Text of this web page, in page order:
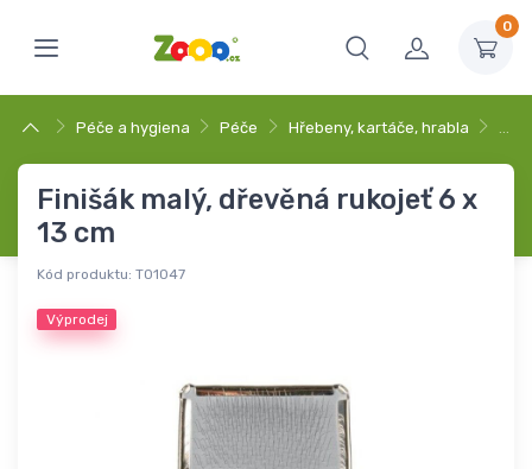
0
Péče a hygiena Péče Hřebeny, kartáče, hrabla …
Finišák malý, dřevěná rukojeť 6 x
13 cm
Kód produktu: T01047
Výprodej